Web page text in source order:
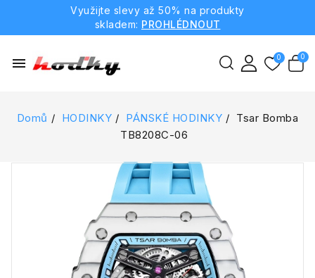
Využijte slevy až 50% na produkty
skladem: PROHLÉDNOUT
menu
Domů HODINKY PÁNSKÉ HODINKY
Tsar Bomba
TB8208C-06